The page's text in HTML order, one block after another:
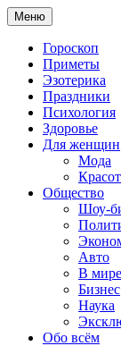
Меню
Гороскоп
Приметы
Эзотерика
Праздники
Психология
Здоровье
Для женщин
Мода
Общество
Шоу-
Авто
В мире
Бизнес
Наука
Обо всём